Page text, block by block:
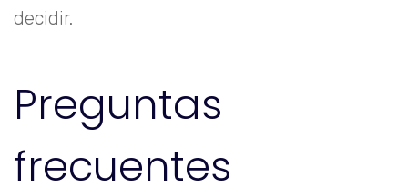
decidir.
Preguntas
frecuentes